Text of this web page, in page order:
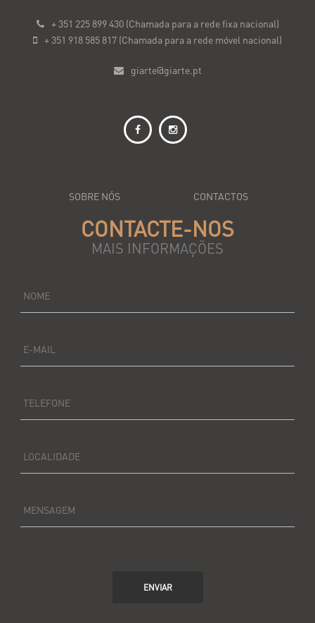
+ 351 225 899 430 (Chamada para a rede fixa nacional)
+ 351 918 585 817 (Chamada para a rede móvel nacional)
giarte@giarte.pt
SOBRE NÓS CONTACTOS
CONTACTE-NOS
MAIS INFORMAÇÕES
NOME
E-MAIL
TELEFONE
LOCALIDADE
MENSAGEM
ENVIAR